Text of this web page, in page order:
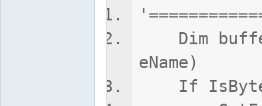
Dim
eName)
If